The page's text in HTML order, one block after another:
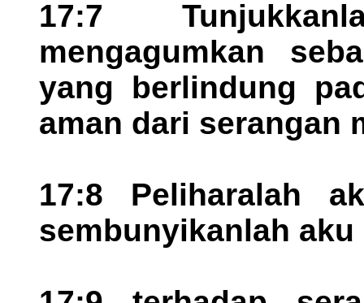
17:7
mengagumkan
yang berlindung
aman dari serangan
17:8 Peliharalah
sembunyikanlah